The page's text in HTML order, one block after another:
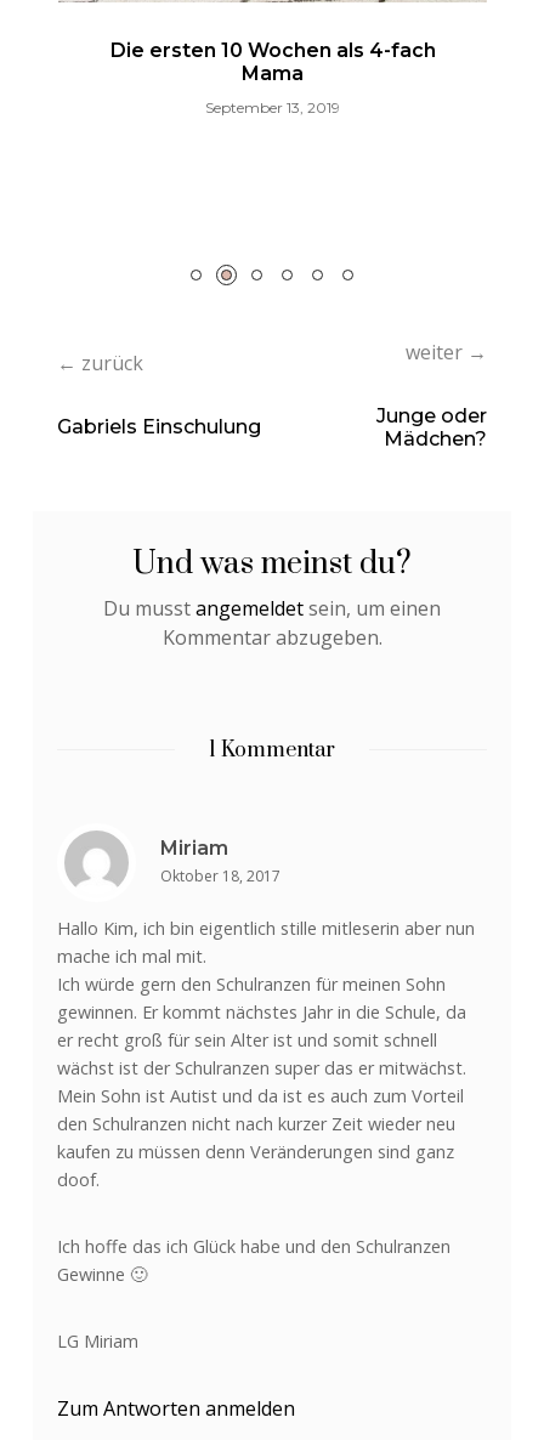
Die ersten 10 Wochen als 4-fach
Mama
September 13, 2019
← zurück
Gabriels Einschulung
weiter →
Junge oder
Mädchen?
Und was meinst du?
Du musstangemeldetsein, um einen
Kommentar abzugeben.
1 Kommentar
Miriam
Oktober 18, 2017
Hallo Kim, ich bin eigentlich stille mitleserin aber nun
mache ich mal mit.
Ich würde gern den Schulranzen für meinen Sohn
gewinnen. Er kommt nächstes Jahr in die Schule, da
er recht groß für sein Alter ist und somit schnell
wächst ist der Schulranzen super das er mitwächst.
Mein Sohn ist Autist und da ist es auch zum Vorteil
den Schulranzen nicht nach kurzer Zeit wieder neu
kaufen zu müssen denn Veränderungen sind ganz
doof.
Ich hoffe das ich Glück habe und den Schulranzen
Gewinne 🙂
LG Miriam
Zum Antworten anmelden